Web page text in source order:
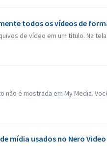
todos os vídeos de
de vídeo em um título. Na
é mostrada em My Media.
mídia usados no Nero Video